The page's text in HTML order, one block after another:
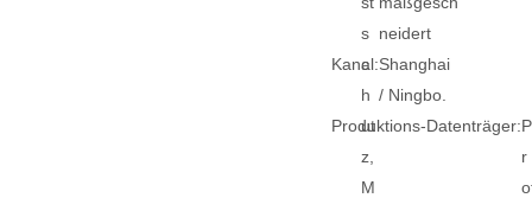
s
c
h
ut
z,
M
neidert
Kanal:Shanghai
/ Ningbo.
Produktions-Datenträger:P
r